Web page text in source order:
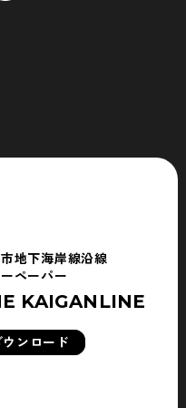
地下海岸線沿線
ペーパー
KAIGANLINE
ウンロード